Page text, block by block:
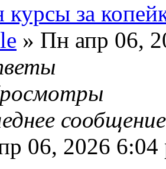
курсы за
» Пн апр 06,
06, 2026 6:04